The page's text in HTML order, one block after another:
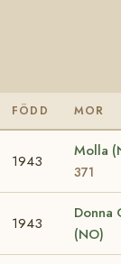
FÖDD MOR
1943
Molla
371
1943
Donna
(NO)